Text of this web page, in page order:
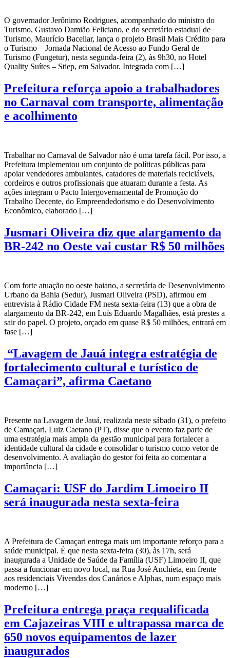
O governador Jerônimo Rodrigues, acompanhado do ministro do
Turismo, Gustavo Damião Feliciano, e do secretário estadual de
Turismo, Maurício Bacellar, lança o projeto Brasil Mais Crédito para
o Turismo – Jornada Nacional de Acesso ao Fundo Geral de
Turismo (Fungetur), nesta segunda-feira (2), às 9h30, no Hotel
Quality Suítes – Stiep, em Salvador. Integrada com […]
Prefeitura reforça apoio a trabalhadores
no Carnaval com transporte, alimentação
e acolhimento
Trabalhar no Carnaval de Salvador não é uma tarefa fácil. Por isso, a
Prefeitura implementou um conjunto de políticas públicas para
apoiar vendedores ambulantes, catadores de materiais recicláveis,
cordeiros e outros profissionais que atuaram durante a festa. As
ações integram o Pacto Intergovernamental de Promoção do
Trabalho Decente, do Empreendedorismo e do Desenvolvimento
Econômico, elaborado […]
Jusmari Oliveira diz que alargamento da
BR-242 no Oeste vai custar R$ 50 milhões
Com forte atuação no oeste baiano, a secretária de Desenvolvimento
Urbano da Bahia (Sedur), Jusmari Oliveira (PSD), afirmou em
entrevista à Rádio Cidade FM nesta sexta-feira (13) que a obra de
alargamento da BR-242, em Luís Eduardo Magalhães, está prestes a
sair do papel. O projeto, orçado em quase R$ 50 milhões, entrará em
fase […]
“Lavagem de Jauá integra estratégia de
fortalecimento cultural e turístico de
Camaçari”, afirma Caetano
Presente na Lavagem de Jauá, realizada neste sábado (31), o prefeito
de Camaçari, Luiz Caetano (PT), disse que o evento faz parte de
uma estratégia mais ampla da gestão municipal para fortalecer a
identidade cultural da cidade e consolidar o turismo como vetor de
desenvolvimento. A avaliação do gestor foi feita ao comentar a
importância […]
Camaçari: USF do Jardim Limoeiro II
será inaugurada nesta sexta-feira
A Prefeitura de Camaçari entrega mais um importante reforço para a
saúde municipal. É que nesta sexta-feira (30), às 17h, será
inaugurada a Unidade de Saúde da Família (USF) Limoeiro II, que
passa a funcionar em novo local, na Rua José Anchieta, em frente
aos residenciais Vivendas dos Canários e Alphas, num espaço mais
moderno […]
Prefeitura entrega praça requalificada
em Cajazeiras VIII e ultrapassa marca de
650 novos equipamentos de lazer
inaugurados